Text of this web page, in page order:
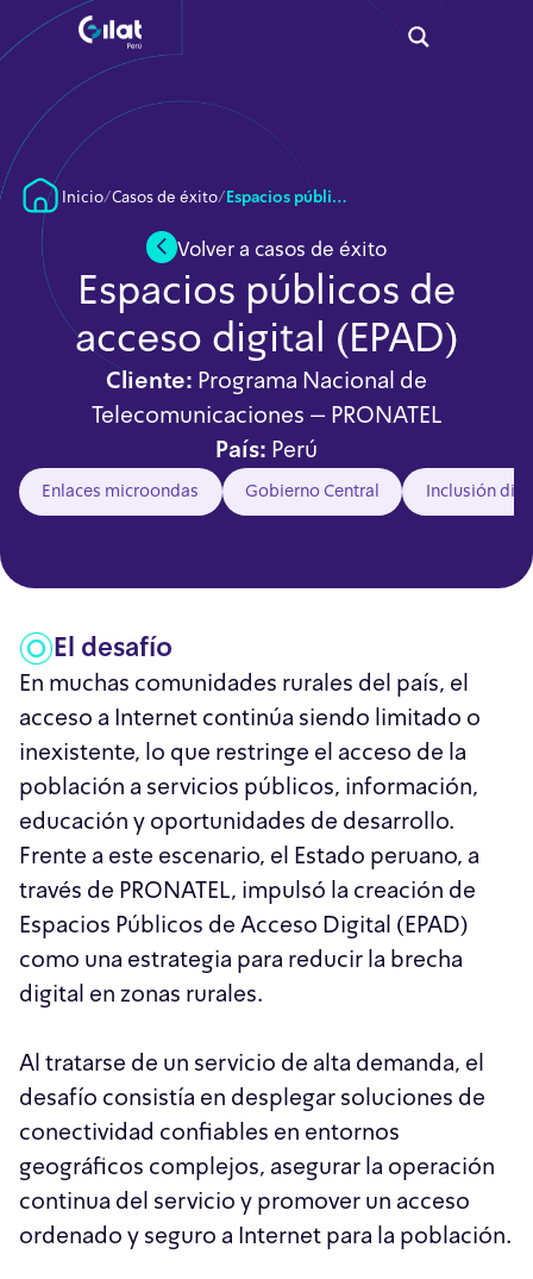
Inicio/Casos de éxito/ Espacios públicos de acceso digital (EPAD)
Volver a casos de éxito
Espacios públicos de
acceso digital (EPAD)
Cliente: Programa Nacional de
Telecomunicaciones – PRONATEL
País: Perú
Enlaces microondas Gobierno Central Inclusión
El desafío
En muchas comunidades rurales del país, el
acceso a Internet continúa siendo limitado o
inexistente, lo que restringe el acceso de la
población a servicios públicos, información,
educación y oportunidades de desarrollo.
Frente a este escenario, el Estado peruano, a
través de PRONATEL, impulsó la creación de
Espacios Públicos de Acceso Digital (EPAD)
como una estrategia para reducir la brecha
digital en zonas rurales.
Al tratarse de un servicio de alta demanda, el
desafío consistía en desplegar soluciones de
conectividad confiables en entornos
geográficos complejos, asegurar la operación
continua del servicio y promover un acceso
ordenado y seguro a Internet para la población.